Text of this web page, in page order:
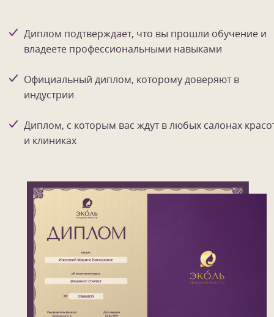
Диплом подтверждает, что вы прошли обучение и
владеете профессиональными навыками
Официальный диплом, которому доверяют в
индустрии
Диплом, с которым вас ждут в любых салонах
и клиниках
1/10